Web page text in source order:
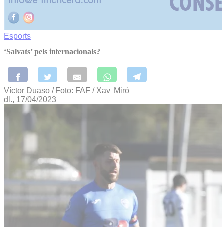
Esports
‘Salvats’ pels internacionals?
Víctor Duaso / Foto: FAF / Xavi Miró
dl., 17/04/2023